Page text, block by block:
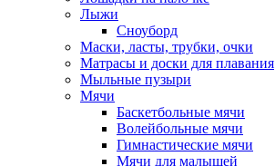
Лыжи
Сноуборд
Маски, ласты, трубки, очки
Матрасы и доски для плавания
Мыльные пузыри
Мячи
Баскетбольные мячи
Волейбольные мячи
Гимнастические мячи
Мячи для малышей